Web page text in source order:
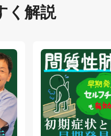
く解説